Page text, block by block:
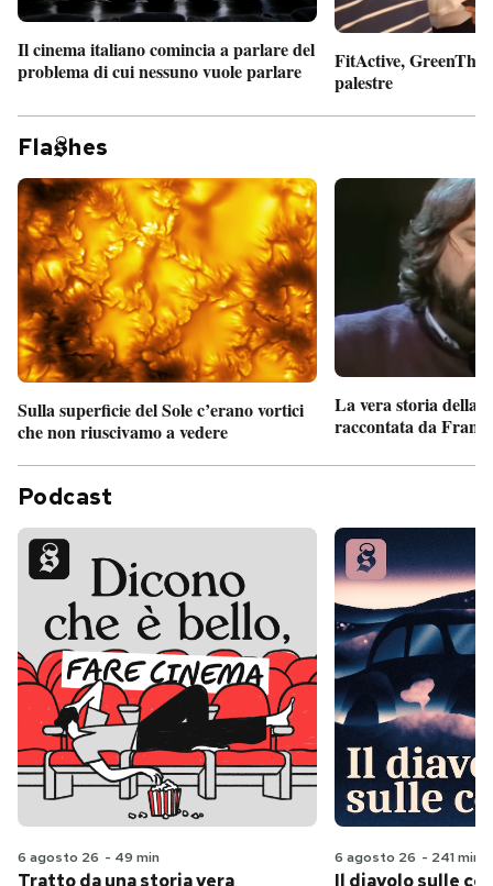
Il cinema italiano comincia a parlare del
problema di cui nessuno vuole parlare
FitActive,
palestre
Fla hes
Sulla superficie del Sole c’erano vortici
che non riuscivamo a vedere
La vera storia della
raccontata da
Podcast
6 agosto 26 - 49 min 6 agosto 26 - 241 min